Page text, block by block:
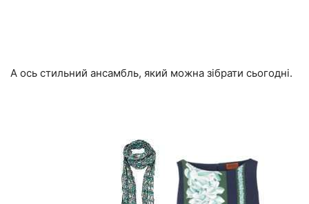
А ось стильний ансамбль, який можна зібрати сьогодні.